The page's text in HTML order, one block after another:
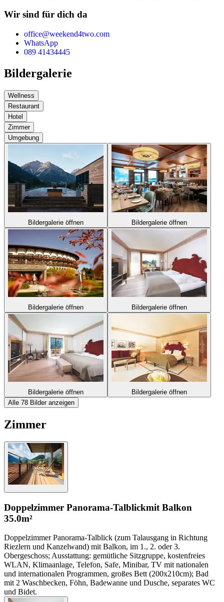
Wir sind für dich da
office@weekend4two.com
WhatsApp
089 41434445
Bildergalerie
Wellness
Restaurant
Hotel
Zimmer
Umgebung
Bildergalerie öffnen Bildergalerie öffnen
Bildergalerie öffnen Bildergalerie öffnen
Bildergalerie öffnen
Bildergalerie öffnen
Alle 78 Bilder anzeigen
Zimmer
Doppelzimmer Panorama-Talblickmit Balkon
35.0m²
Doppelzimmer Panorama-Talblick (zum Talausgang in Richtung
Riezlern und Kanzelwand) mit Balkon, im 1., 2. oder 3.
Obergeschoss; Ausstattung: gemütliche Sitzgruppe, kostenfreies
WLAN, Klimaanlage, Telefon, Safe, Minibar, TV mit nationalen
und internationalen Programmen, großes Bett (200x210cm); Bad
mit 2 Waschbecken, Föhn, Badewanne und Dusche, separates WC
und Bidet.